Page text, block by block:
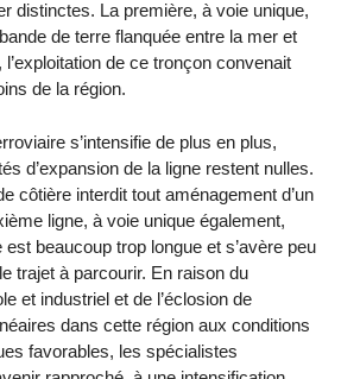
distinctes. La première, à voie unique,
de terre flanquée entre la mer et
de ce tronçon convenait
de la région.
s’intensifie de plus en plus,
d’expansion de la ligne restent nulles.
côtière interdit tout aménagement d’un
ligne, à voie unique également,
beaucoup trop longue et s’avère peu
trajet à parcourir. En raison du
et industriel et de l’éclosion de
dans cette région aux conditions
favorables, les spécialistes